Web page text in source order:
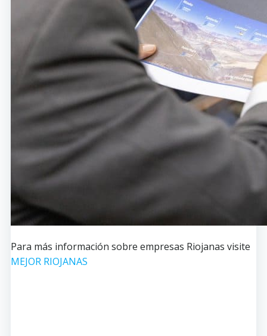
Para más información sobre empresas Riojanas visite
MEJOR RIOJANAS